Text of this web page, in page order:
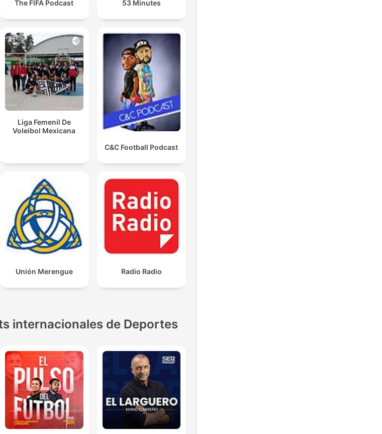
The FIFA Podcast 53 Minutes
Liga Femenil De
Voleibol Mexicana
C&C Football Podcast
Unión Merengue Radio Radio
internacionales de Deportes